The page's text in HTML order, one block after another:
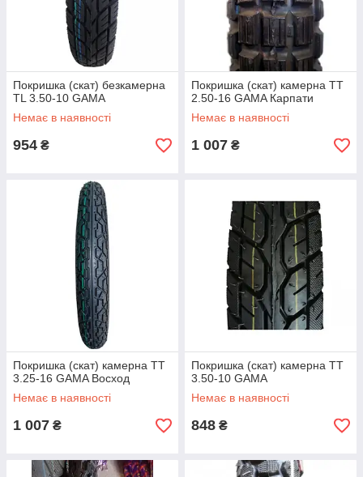
Покришка (скат) безкамерна
TL 3.50-10 GAMA
Немає в наявності
954 ₴
Покришка (скат) камерна TT
2.50-16 GAMA Карпати
Немає в наявності
1 007 ₴
Покришка (скат) камерна TT
3.25-16 GAMA Восход
Немає в наявності
1 007 ₴
Покришка (скат) камерна TT
3.50-10 GAMA
Немає в наявності
848 ₴